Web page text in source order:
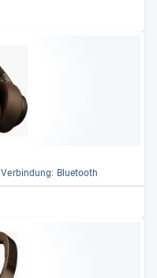
Ver­bin­dung: Blue­tooth